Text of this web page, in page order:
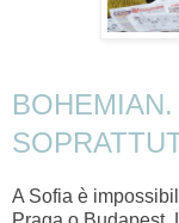
A Sofia è